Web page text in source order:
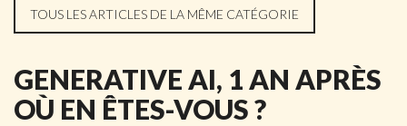
TOUS LES ARTICLES DE LA MÊME CATÉGORIE
GENERATIVE AI, 1 AN APRÈS
OÙ EN ÊTES-VOUS ?